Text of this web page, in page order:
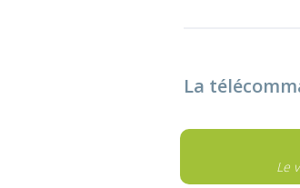
La
Le